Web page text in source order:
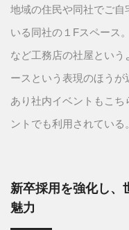
地域の住民や同社でご自
いる同社の１Fスペース
など工務店の社屋とい
ースという表現のほう
あり社内イベントもこ
ントでも利用されている。
新卒採用を強化し、
魅力